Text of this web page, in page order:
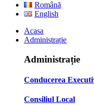
Română
English
Acasa
Administrație
Administrație
Conducerea
Consiliul Local